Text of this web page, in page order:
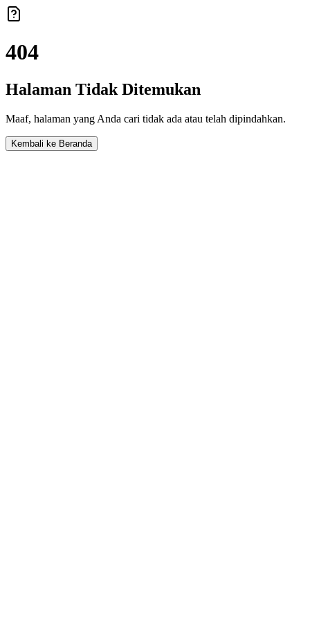
404
Halaman Tidak Ditemukan
Maaf, halaman yang Anda cari tidak ada atau telah dipindahkan.
Kembali ke Beranda